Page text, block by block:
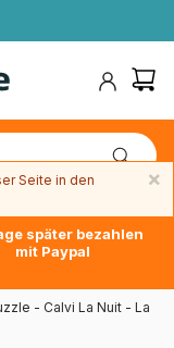
später bezahlen
mit Paypal
- Calvi La Nuit - La
×
Seite in den